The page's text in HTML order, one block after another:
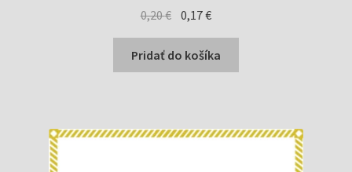
0,20€ Pôvodná
bola:
0,20 €.
0,17€Aktuálna
je:
0,17 €.
Pridať do košíka